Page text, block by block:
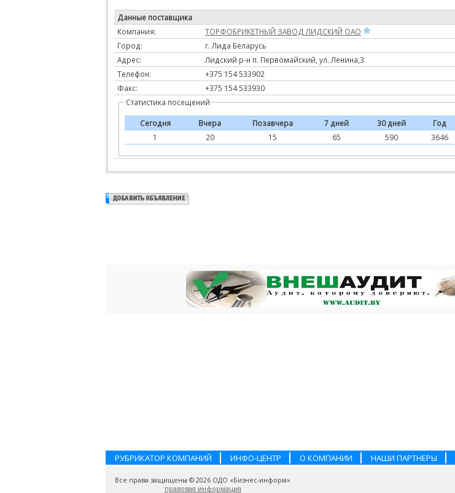
Данные поставщика
Компания:
ТОРФОБРИКЕТНЫЙ ЗАВОД ЛИДСКИЙ ОАО
Город:
г. Лида Беларусь
Адрес:
Лидский р-н п. Первомайский, ул. Ленина,3
Телефон:
+375 154 533902
Факс:
+375 154 533930
Статистика посещений
Сегодня Вчера Позавчера 7 дней 30 дней Год
1
20 15 65 590 3646
РУБРИКАТОР КОМПАНИЙ ИНФО-ЦЕНТР О КОМПАНИИ НАШИ ПАРТНЕРЫ
Все права защищены © 2026 ОДО «Бизнес-информ»
правовая информация